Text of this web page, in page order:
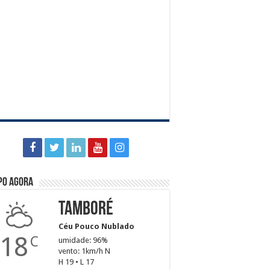
agora
18 C
Tamboré
Céu Pouco Nublado
umidade: 96%
vento: 1km/h N
H 19 • L 17